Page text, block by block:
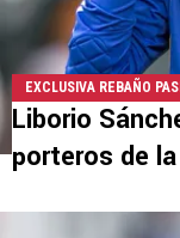
EXCLUSIVA REBAÑO
Liborio
porteros de